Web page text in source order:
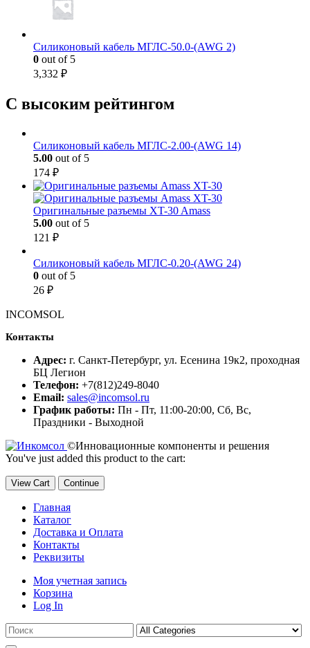
Силиконовый кабель МГЛС-50.0-(AWG 2)
0 out of 5
3,332 ₽
С высоким рейтингом
Силиконовый кабель МГЛС-2.00-(AWG 14)
5.00 out of 5
174 ₽
Оригинальные разъемы XT-30 Amass
5.00 out of 5
121 ₽
Силиконовый кабель МГЛС-0.20-(AWG 24)
0 out of 5
26 ₽
INCOMSOL
Контакты
Адрес: г. Санкт-Петербург, ул. Есенина 19к2, проходная
БЦ Легион
Телефон: +7(812)249-8040
Email: sales@incomsol.ru
График работы: Пн - Пт, 11:00-20:00, Сб, Вс,
Праздники - Выходной
©Инновационные компоненты и решения
You've just added this product to the cart:
View Cart Continue
Главная
Каталог
Доставка и Оплата
Контакты
Реквизиты
Моя учетная запись
Корзина
Log In